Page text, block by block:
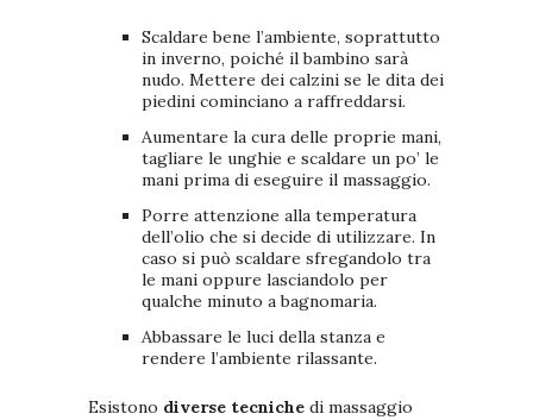
Scaldare bene l’ambiente, soprattutto
in inverno, poiché il bambino sarà
nudo. Mettere dei calzini se le dita dei
piedini cominciano a raffreddarsi.
Aumentare la cura delle proprie mani,
tagliare le unghie e scaldare un po’ le
mani prima di eseguire il massaggio.
Porre attenzione alla temperatura
dell’olio che si decide di utilizzare. In
caso si può scaldare sfregandolo tra
le mani oppure lasciandolo per
qualche minuto a bagnomaria.
Abbassare le luci della stanza e
rendere l’ambiente rilassante.
Esistono diverse tecniche di massaggio